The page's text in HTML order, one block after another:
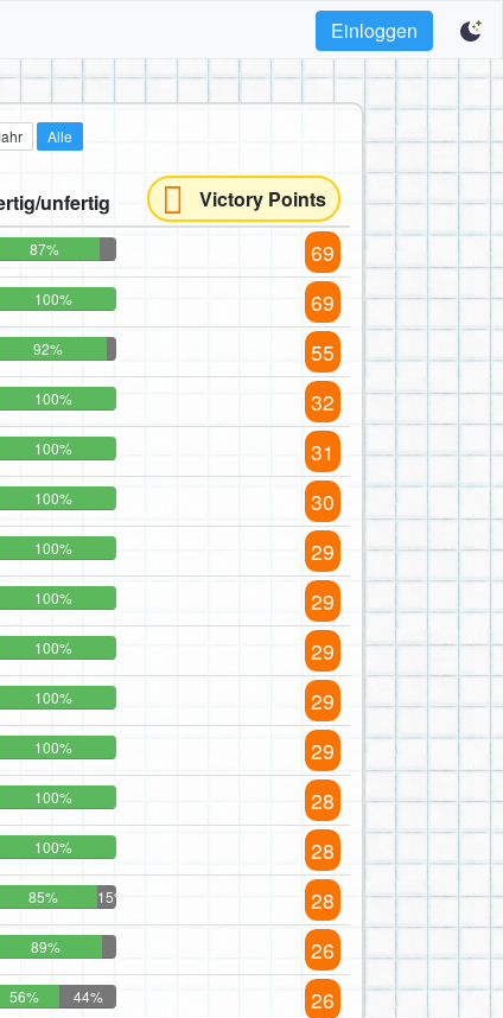
Einloggen
Alle
unfertig
Victory Points
87% 69
100% 69
92% 55
100% 32
100% 31
100% 30
100% 29
100% 29
100% 29
100% 29
100% 29
100% 28
100% 28
85% 15% 28
89% 26
56% 44% 26